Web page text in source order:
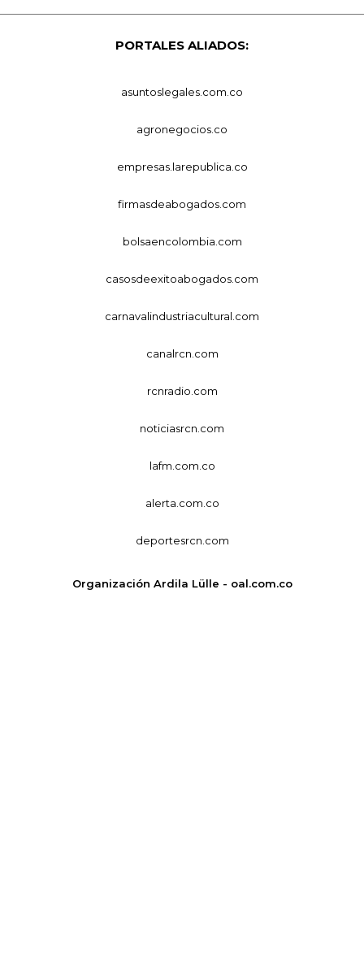
PORTALES ALIADOS:
asuntoslegales.com.co
agronegocios.co
empresas.larepublica.co
firmasdeabogados.com
bolsaencolombia.com
casosdeexitoabogados.com
carnavalindustriacultural.com
canalrcn.com
rcnradio.com
noticiasrcn.com
lafm.com.co
alerta.com.co
deportesrcn.com
Organización Ardila Lülle - oal.com.co